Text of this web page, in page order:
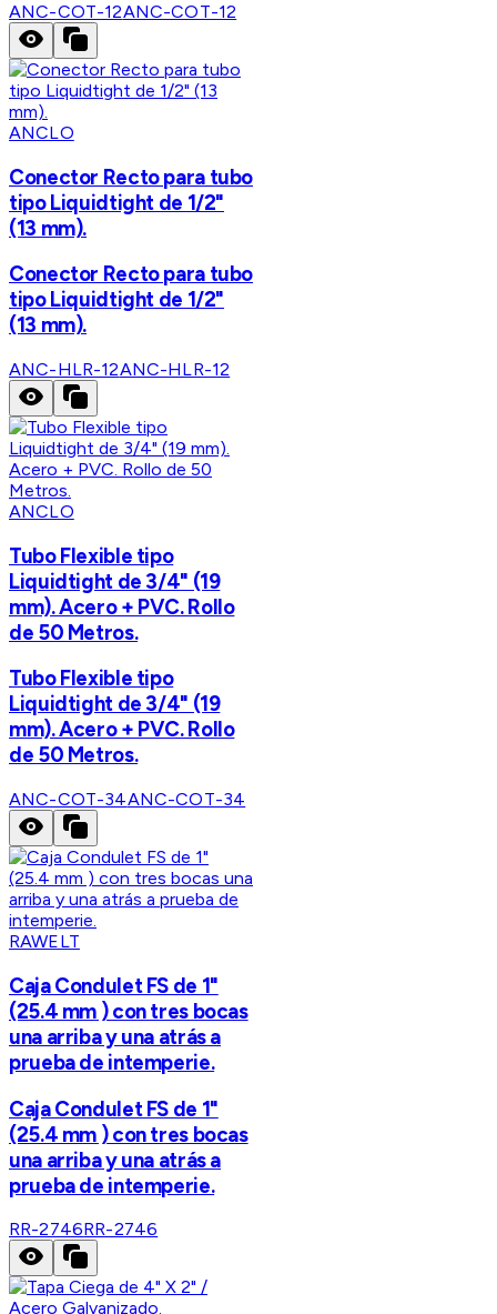
ANC-COT-12ANC-COT-12
ANCLO
Conector Recto para tubo
tipo Liquidtight de 1/2"
(13 mm).
Conector Recto para tubo
tipo Liquidtight de 1/2"
(13 mm).
ANC-HLR-12ANC-HLR-12
ANCLO
Tubo Flexible tipo
Liquidtight de 3/4" (19
mm). Acero + PVC. Rollo
de 50 Metros.
Tubo Flexible tipo
Liquidtight de 3/4" (19
mm). Acero + PVC. Rollo
de 50 Metros.
ANC-COT-34ANC-COT-34
RAWELT
Caja Condulet FS de 1"
(25.4 mm ) con tres bocas
una arriba y una atrás a
prueba de intemperie.
Caja Condulet FS de 1"
(25.4 mm ) con tres bocas
una arriba y una atrás a
prueba de intemperie.
RR-2746RR-2746